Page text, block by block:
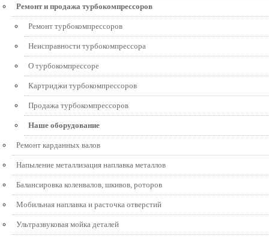
Ремонт и продажа турбокомпрессоров
Ремонт турбокомпрессоров
Неисправности турбокомпрессора
О турбокомпрессоре
Картриджи турбокомпрессоров
Продажа турбокомпрессоров
Наше оборудование
Ремонт карданных валов
Напыление металлизация наплавка металлов
Балансировка коленвалов, шкивов, роторов
Мобильная наплавка и расточка отверстий
Ультразвуковая мойка деталей